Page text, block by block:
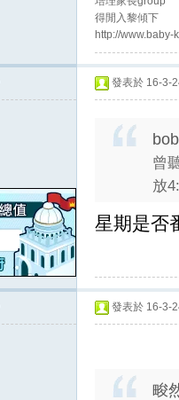
得閒入黎傾下
http://
發表於 16-3-
曾
放
星期是否
發表於 16-3-
畯